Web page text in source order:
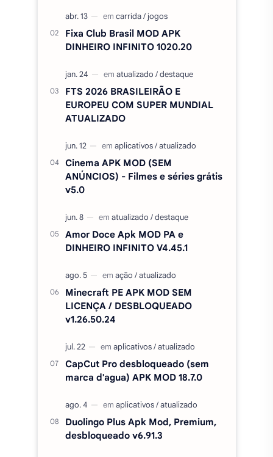
Fixa Club Brasil MOD APK
DINHEIRO INFINITO 1020.20
FTS 2026 BRASILEIRÃO E
EUROPEU COM SUPER MUNDIAL
ATUALIZADO
Cinema APK MOD (SEM
ANÚNCIOS) - Filmes e séries grátis
v5.0
Amor Doce Apk MOD PA e
DINHEIRO INFINITO V4.45.1
Minecraft PE APK MOD SEM
LICENÇA / DESBLOQUEADO
v1.26.50.24
CapCut Pro desbloqueado (sem
marca d'agua) APK MOD 18.7.0
Duolingo Plus Apk Mod, Premium,
desbloqueado v6.91.3